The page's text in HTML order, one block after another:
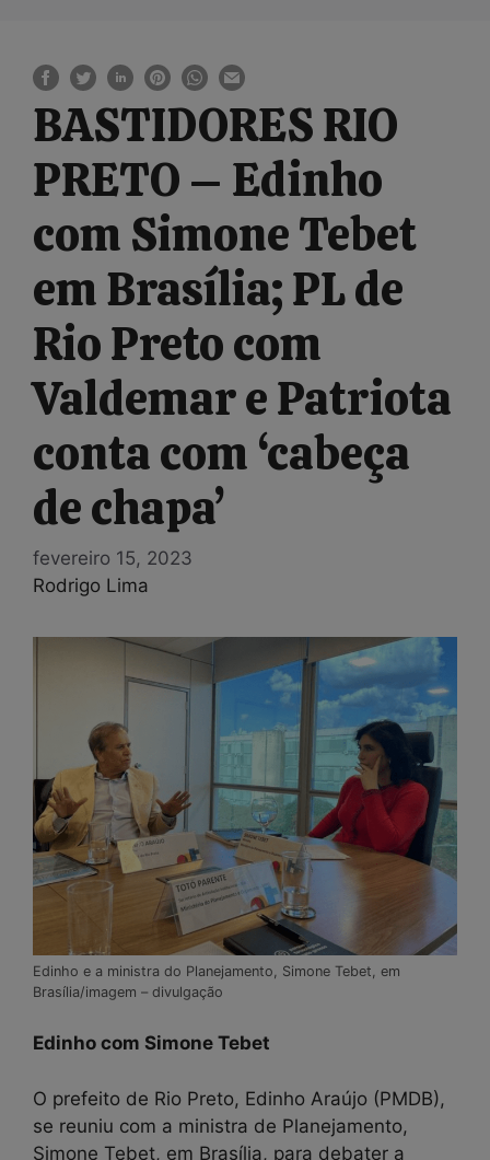
BASTIDORES RIO
PRETO – Edinho
com Simone Tebet
em Brasília; PL de
Rio Preto com
Valdemar e Patriota
conta com ‘cabeça
de chapa’
fevereiro 15, 2023
Rodrigo Lima
Edinho e a ministra do Planejamento, Simone Tebet, em
Brasília/imagem – divulgação
Edinho com Simone Tebet
O prefeito de Rio Preto, Edinho Araújo (PMDB),
se reuniu com a ministra de Planejamento,
Simone Tebet, em Brasília, para debater a